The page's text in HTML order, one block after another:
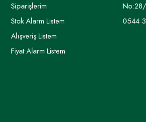
Siparişlerim
Stok Alarm Listem
Alışveriş Listem
Fiyat Alarm Listem
0544